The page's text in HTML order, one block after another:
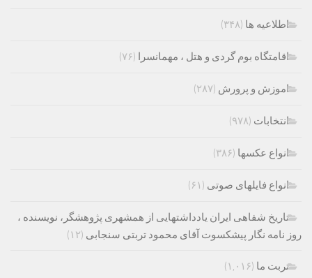
اطلاعیه ها (۳۴۸)
اقامتگاه بوم گردی و هتل ، مهمانسرا (۷۶)
اموزش و پرورش (۲۸۷)
انتخابات (۹۷۸)
انواع عکسها (۳۸۶)
انواع فایلهای صوتی (۶۱)
تاریخ شفاهی ایران یادداشتهایی از همشهری پژوهشگر، نویسنده ،
روز نامه نگار پیشکسوت آقای محمود تربتی سنجابی (۱۲)
تربت ما (۱,۰۱۶)